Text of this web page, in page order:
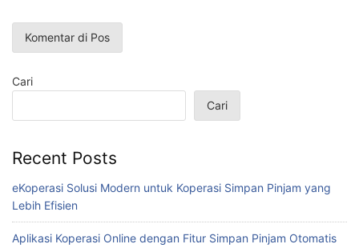
Cari
Cari
Recent Posts
eKoperasi Solusi Modern untuk Koperasi Simpan Pinjam yang
Lebih Efisien
Aplikasi Koperasi Online dengan Fitur Simpan Pinjam Otomatis